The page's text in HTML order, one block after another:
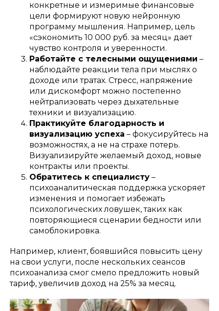
конкретные и измеримые финансовые
цели формируют новую нейронную
программу мышления. Например, цель
«сэкономить 10 000 руб. за месяц» дает
чувство контроля и уверенности.
Работайте с телесными ощущениями –
наблюдайте реакции тела при мыслях о
доходе или тратах. Стресс, напряжение
или дискомфорт можно постепенно
нейтрализовать через дыхательные
техники и визуализацию.
Практикуйте благодарность и
визуализацию успеха – фокусируйтесь на
возможностях, а не на страхе потерь.
Визуализируйте желаемый доход, новые
контракты или проекты.
Обратитесь к специалисту –
психоаналитическая поддержка ускоряет
изменения и помогает избежать
психологических ловушек, таких как
повторяющиеся сценарии бедности или
самоблокировка.
Например, клиент, боявшийся повысить цену
на свои услуги, после нескольких сеансов
психоанализа смог смело предложить новый
тариф, увеличив доход на 25% за месяц.